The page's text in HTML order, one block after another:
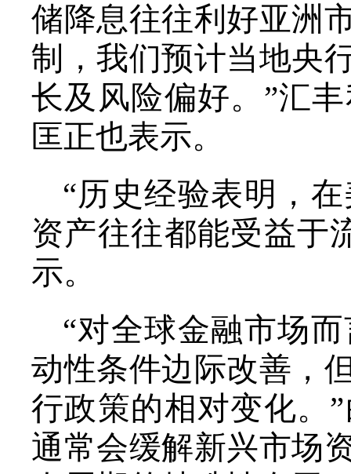
储降息往往利好亚洲
制，我们预计当地央
长及风险偏好。”汇
匡正也表示。
“历史经验表明，
资产往往都能受益于
示。
“对全球金融市场
动性条件边际改善，
行政策的相对变化。
通常会缓解新兴市场